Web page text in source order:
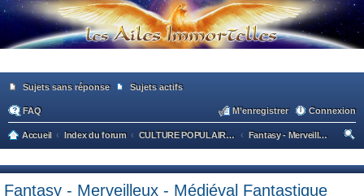
Sujets sans réponse Sujets actifs
FAQ Connexion
M’enregistrer
Accueil Index du forum CULTURE POPULAIRE / CULTURE GENERALE
Fantasy - Merveilleux - Médiéval Fantastique
he
Fantasy - Merveilleux - Médiéval Fantastique